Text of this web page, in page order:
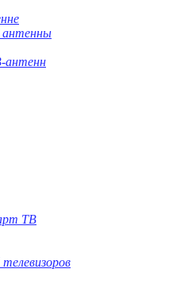
антенны
антенн
ТВ